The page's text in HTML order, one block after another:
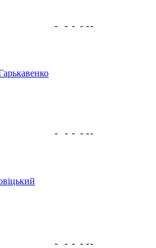
- - - - --
- - - - --
- - - - --